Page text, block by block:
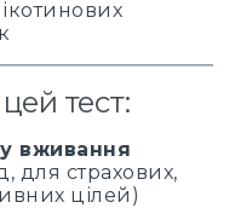
тест:
вживання
для страхових,
цілей)